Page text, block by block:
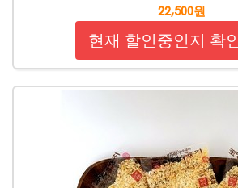
22,500원
현재 할인중인지 확